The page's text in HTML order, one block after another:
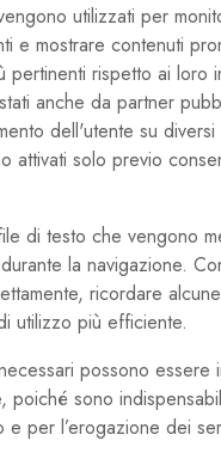
utilizzati per
e mostrare contenuti
pertinenti rispetto ai loro
anche da partner
dell'utente su diversi
attivati solo previo
di testo che vengono
la navigazione.
ricordare
utilizzo più efficiente.
possono essere
poiché sono
e per l’erogazione dei